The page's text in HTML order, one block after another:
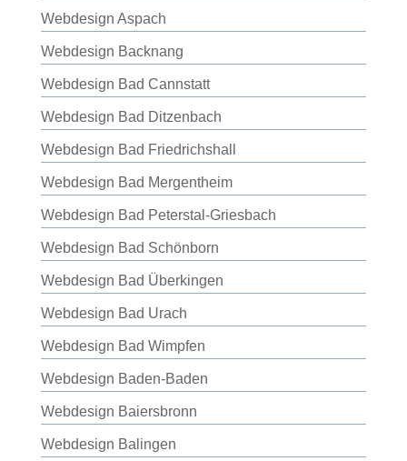
Webdesign Aspach
Webdesign Backnang
Webdesign Bad Cannstatt
Webdesign Bad Ditzenbach
Webdesign Bad Friedrichshall
Webdesign Bad Mergentheim
Webdesign Bad Peterstal-Griesbach
Webdesign Bad Schönborn
Webdesign Bad Überkingen
Webdesign Bad Urach
Webdesign Bad Wimpfen
Webdesign Baden-Baden
Webdesign Baiersbronn
Webdesign Balingen